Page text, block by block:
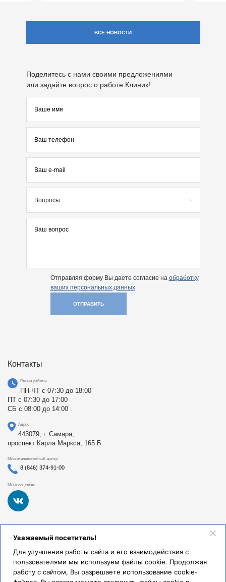
ВСЕ НОВОСТИ
Поделитесь с нами своими предложениями
или задайте вопрос о работе Клиник!
Вопросы
Отправляя форму Вы даете согласие на обработку
ваших персональных данных
ОТПРАВИТЬ
Контакты
Режим работы
ПН-ЧТ с 07:30 до 18:00
ПТ с 07:30 до 17:00
СБ с 08:00 до 14:00
Адрес
443079, г. Самара,
проспект Карла Маркса, 165 Б
Многоканальный call-центр
8 (846) 374-91-00
Мы в соцсетях
Федеральное государственное бюджетное образовательное
учреждение высшего образования «Самарский
здравоохранения Российской Федерации». Клиники СамГМУ
были основаны в 1930 году.
Реквизиты и правовая информация
Уважаемый посетитель!
Для улучшения работы сайта и его взаимодействия с
пользователями мы используем файлы cookie. Продолжая
работу с сайтом, Вы разрешаете использование cookie-